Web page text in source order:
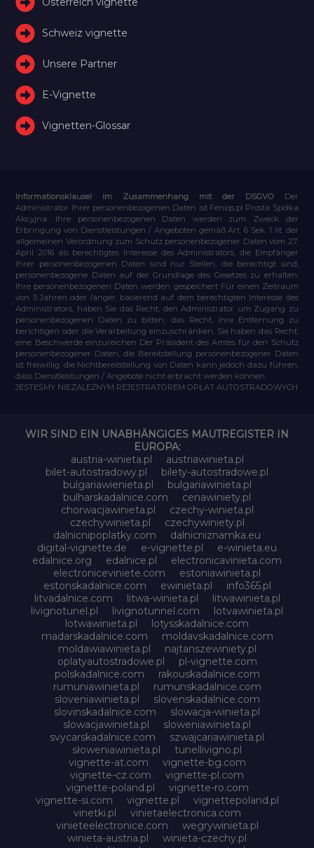
Schweiz vignette
Unsere Partner
E-Vignette
Vignetten-Glossar
Informationsklausel im Zusammenhang mit der DSGVO
Der
Administrator Ihrer personenbezogenen Daten ist Feniqs.pl Prosta Spółka
Akcyjna. Ihre personenbezogenen Daten werden zum Zweck der
Erbringung von Dienstleistungen / Angeboten gemäß Art. 6 Sek. 1 lit. der
allgemeinen Verordnung zum Schutz personenbezogener Daten vom 27.
April 2016 als berechtigtes Interesse des Administrators, die Empfänger
Ihrer personenbezogenen Daten sind nur Stellen, die berechtigt sind,
personenbezogene Daten auf der Grundlage des Gesetzes zu erhalten,
Ihre personenbezogenen Daten werden gespeichert Für einen Zeitraum
von 5 Jahren oder länger, basierend auf dem berechtigten Interesse des
Administrators, haben Sie das Recht, den Administrator um Zugang zu
personenbezogenen Daten zu bitten, das Recht, ihre Entfernung zu
berichtigen oder die Verarbeitung einzuschränken, Sie haben das Recht,
eine Beschwerde einzureichen Der Präsident des Amtes für den Schutz
personenbezogener Daten, die Bereitstellung personenbezogener Daten
ist freiwillig, die Nichtbereitstellung von Daten kann jedoch dazu führen,
dass Dienstleistungen / Angebote nicht erbracht werden können.
JESTEŚMY NIEZALEŻNYM REJESTRATOREM OPŁAT AUTOSTRADOWYCH
WIR SIND EIN UNABHÄNGIGES MAUTREGISTER IN
EUROPA:
austria-winieta.pl
austriawinieta.pl
bilet-autostradowy.pl
bilety-autostradowe.pl
bulgariawienieta.pl
bulgariawinieta.pl
bulharskadalnice.com
cenawiniety.pl
chorwacjawinieta.pl
czechy-winieta.pl
czechywinieta.pl
czechywiniety.pl
dalnicnipoplatky.com
dalnicniznamka.eu
digital-vignette.de
e-vignette.pl
e-winieta.eu
edalnice.org
edalnice.pl
electronicavinieta.com
electroniceviniete.com
estoniawinieta.pl
estonskadalnice.com
ewinieta.pl
info365.pl
litvadalnice.com
litwa-winieta.pl
litwawinieta.pl
livignotunel.pl
livignotunnel.com
lotvawinieta.pl
lotwawinieta.pl
lotysskadalnice.com
madarskadalnice.com
moldavskadalnice.com
moldawiawinieta.pl
najtanszewiniety.pl
oplatyautostradowe.pl
pl-vignette.com
polskadalnice.com
rakouskadalnice.com
rumuniawinieta.pl
rumunskadalnice.com
sloveniawinieta.pl
slovenskadalnice.com
slovinskadalnice.com
slowacja-winieta.pl
slowacjawinieta.pl
sloweniawinieta.pl
svycarskadalnice.com
szwajcariawinieta.pl
słoweniawinieta.pl
tunellivigno.pl
vignette-at.com
vignette-bg.com
vignette-cz.com
vignette-pl.com
vignette-poland.pl
vignette-ro.com
vignette-si.com
vignette.pl
vignettepoland.pl
vinetki.pl
vinietaelectronica.com
vinieteelectronice.com
wegrywinieta.pl
winieta-austria.pl
winieta-czechy.pl